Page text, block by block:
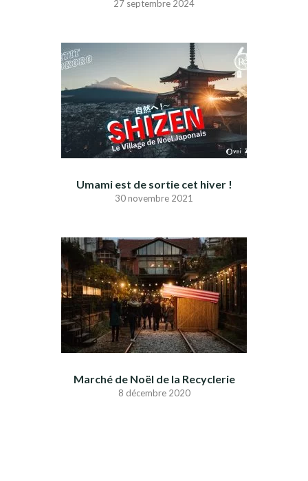
27 septembre 2024
Umami est de sortie cet hiver !
30 novembre 2021
Marché de Noël de la Recyclerie
8 décembre 2020